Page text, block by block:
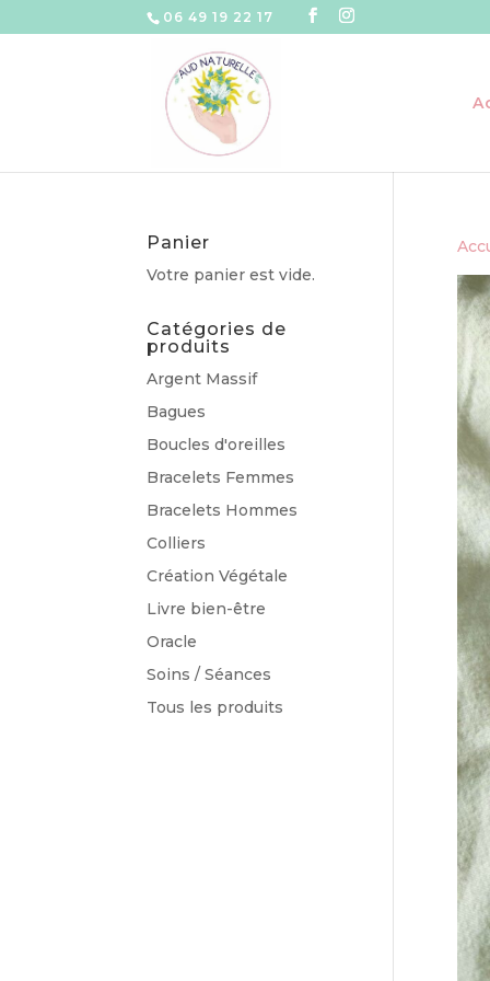
06 49 19 22 17
Panier
Votre panier est vide.
Catégories de
produits
Argent Massif
Bagues
Boucles d'oreilles
Bracelets Femmes
Bracelets Hommes
Colliers
Création Végétale
Livre bien-être
Oracle
Soins / Séances
Tous les produits